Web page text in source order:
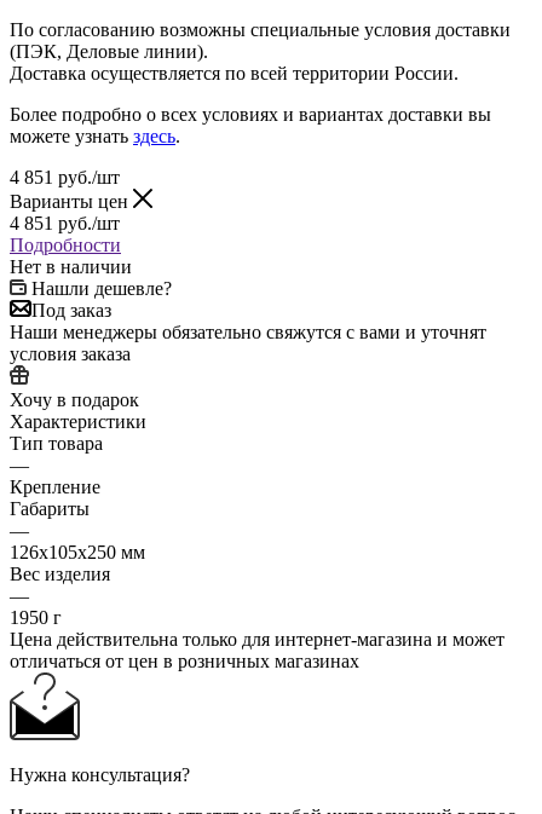
По согласованию возможны специальные условия доставки
(ПЭК, Деловые линии).
Доставка осуществляется по всей территории России.
Более подробно о всех условиях и вариантах доставки вы
можете узнать здесь.
4 851 руб./шт
Варианты цен
4 851 руб./шт
Подробности
Нет в наличии
Нашли дешевле?
Под заказ
Наши менеджеры обязательно свяжутся с вами и уточнят
условия заказа
Хочу в подарок
Характеристики
Тип товара
—
Крепление
Габариты
—
126x105x250 мм
Вес изделия
—
1950 г
Цена действительна только для интернет-магазина и может
отличаться от цен в розничных магазинах
Нужна консультация?